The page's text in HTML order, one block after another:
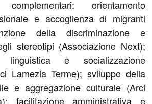
complementari: orientamento
e accoglienza di migranti
della discriminazione e
stereotipi (Associazione Next);
linguistica e socializzazione
Lamezia Terme); sviluppo della
e aggregazione culturale (Arci
facilitazione amministrativa e